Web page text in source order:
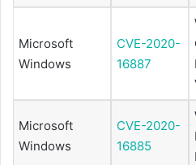
Microsoft
Windows
CVE-2020-
16887
Microsoft
Windows
CVE-2020-
16885